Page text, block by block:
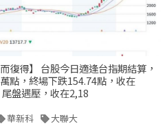
復得】 台股今日適逢台指期結算，
點，終場下跌154.74點，收在
盤遇壓，收在2,18
華新科 大聯大